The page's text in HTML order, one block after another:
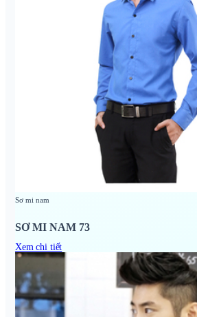
Sơ mi nam
SƠ MI NAM 73
Xem chi tiết